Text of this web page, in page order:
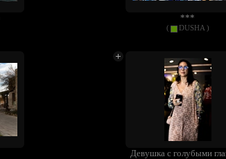
***
( DUSHA )
Девушка с голубыми